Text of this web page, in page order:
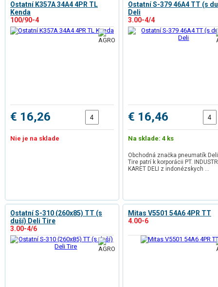
Ostatní K357A 34A4 4PR TL
Kenda
100/90-4
€ 16,26
Nie je na sklade
Ostatní S-379 46A4 TT (s
Deli
3.00-4/4
€ 16,46
Na sklade: 4 ks
Obchodná značka pneumatík Deli
Tire patrí k korporácii PT.
KARET DELI z indonézskych …
Ostatní S-310 (260x85) TT (s
duší) Deli Tire
3.00-4/6
Mitas V5501 54A6 4PR TT
4.00-6